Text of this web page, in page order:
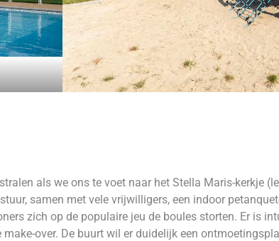
als we ons te voet naar het Stella Maris-kerkje
samen met vele vrijwilligers, een indoor
zich op de populaire jeu de boules storten. Er is
over. De buurt wil er duidelijk een